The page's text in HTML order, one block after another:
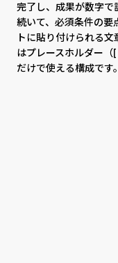
完了し、成果が数字で
続いて、必須条件の要
トに貼り付けられる
はプレースホルダー（
だけで使える構成です。